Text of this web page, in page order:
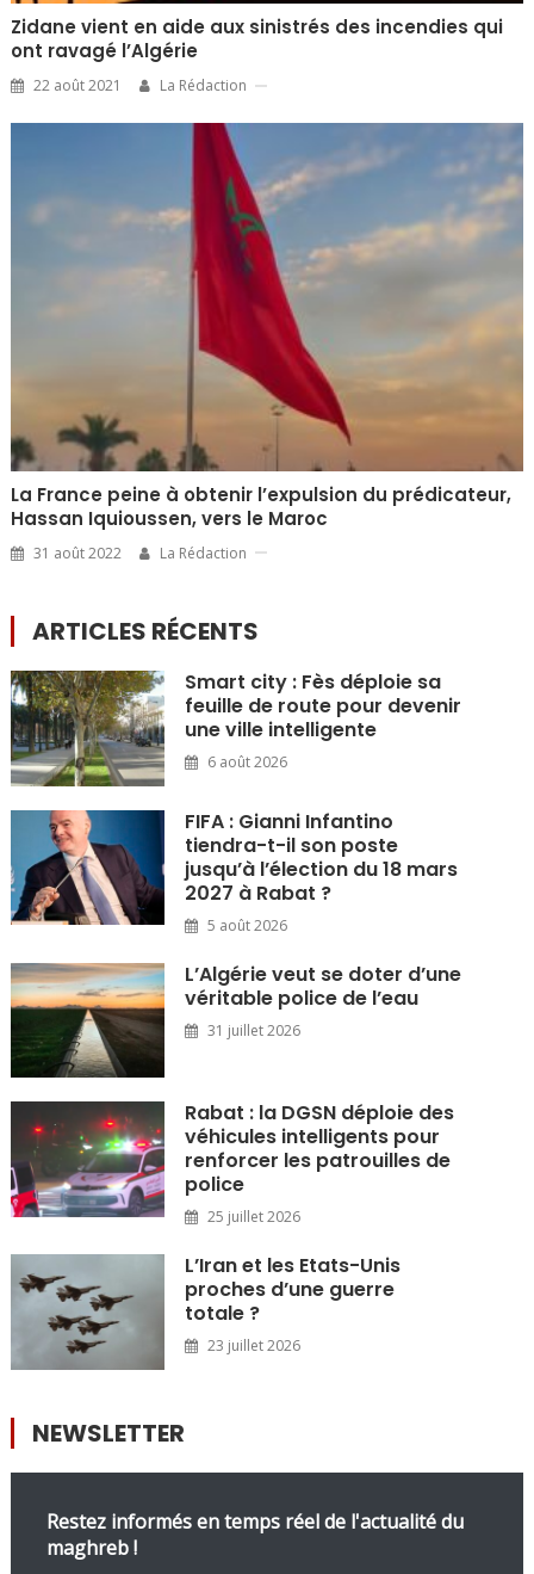
Zidane vient en aide aux sinistrés des incendies qui
ont ravagé l’Algérie
22 août 2021 La Rédaction
La France peine à obtenir l’expulsion du prédicateur,
Hassan Iquioussen, vers le Maroc
31 août 2022 La Rédaction
ARTICLES RÉCENTS
Smart city : Fès déploie sa
feuille de route pour devenir
une ville intelligente
6 août 2026
FIFA : Gianni Infantino
tiendra-t-il son poste
jusqu’à l’élection du 18 mars
2027 à Rabat ?
5 août 2026
L’Algérie veut se doter d’une
véritable police de l’eau
31 juillet 2026
Rabat : la DGSN déploie des
véhicules intelligents pour
renforcer les patrouilles de
police
25 juillet 2026
L’Iran et les Etats-Unis
proches d’une guerre
totale ?
23 juillet 2026
NEWSLETTER
Restez informés en temps réel de l'actualité du
maghreb !